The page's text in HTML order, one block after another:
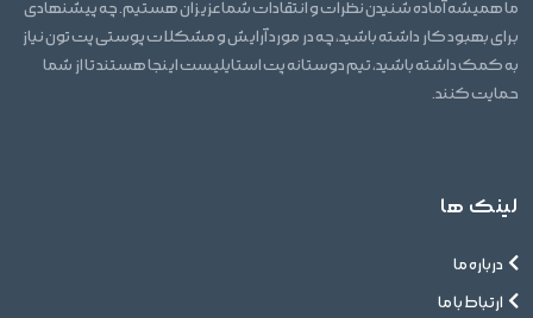
ما همیشه آماده شنیدن نظرات و انتقادات شما عزیزان هستیم. چه پیشنهادی
برای بهبود کار داشته باشید، چه در مورد آرایش و مشکلات پوستی پت تون نیاز
به کمک داشته باشید، تیم دوستانه پت استایلیست اینجا هستند تا از شما
حمایت کنند.
لینک ها
درباره ما
ارتباط با ما